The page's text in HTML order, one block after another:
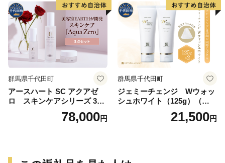
群馬県千代田町
アースハート SC アクアゼ
ロ スキンケアシリーズ 3点
78,000円
群馬県千代田町
ジェミーチェンジ Wウォッ
シュホワイト（125g）（泡立
てネット付）×2本 群馬県 千
21,500円